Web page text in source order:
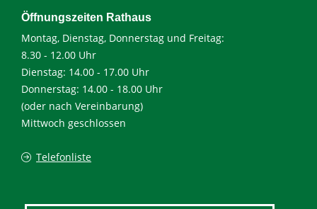
Öffnungszeiten Rathaus
Montag, Dienstag, Donnerstag und Freitag:
8.30 - 12.00 Uhr
Dienstag: 14.00 - 17.00 Uhr
Donnerstag: 14.00 - 18.00 Uhr
(oder nach Vereinbarung)
Mittwoch geschlossen
Telefonliste